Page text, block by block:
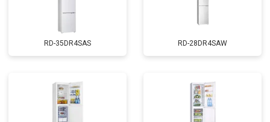
RD-35DR4SAS RD-28DR4SAW